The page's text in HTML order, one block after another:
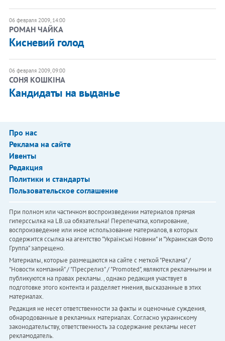
06 февраля 2009, 14:00
РОМАН ЧАЙКА
Кисневий голод
06 февраля 2009, 09:00
СОНЯ КОШКІНА
Кандидаты на выданье
Про нас
Реклама на сайте
Ивенты
Редакция
Политики и стандарты
Пользовательское соглашение
При полном или частичном воспроизведении материалов прямая
гиперссылка на LB.ua обязательна! Перепечатка, копирование,
воспроизведение или иное использование материалов, в которых
содержится ссылка на агентство "Українськi Новини" и "Украинская Фото
Группа" запрещено.
Материалы, которые размещаются на сайте с меткой "Реклама" /
"Новости компаний" / "Пресрелиз" / "Promoted", являются рекламными и
публикуются на правах рекламы. , однако редакция участвует в
подготовке этого контента и разделяет мнения, высказанные в этих
материалах.
Редакция не несет ответственности за факты и оценочные суждения,
обнародованные в рекламных материалах. Согласно украинскому
законодательству, ответственность за содержание рекламы несет
рекламодатель.